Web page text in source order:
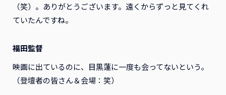
（笑）。ありがとうございます。遠くからずっと見てくれ
ていたんですね。
福田監督
映画に出ているのに、目黒蓮に一度も会ってないという。
（登壇者の皆さん＆会場：笑）